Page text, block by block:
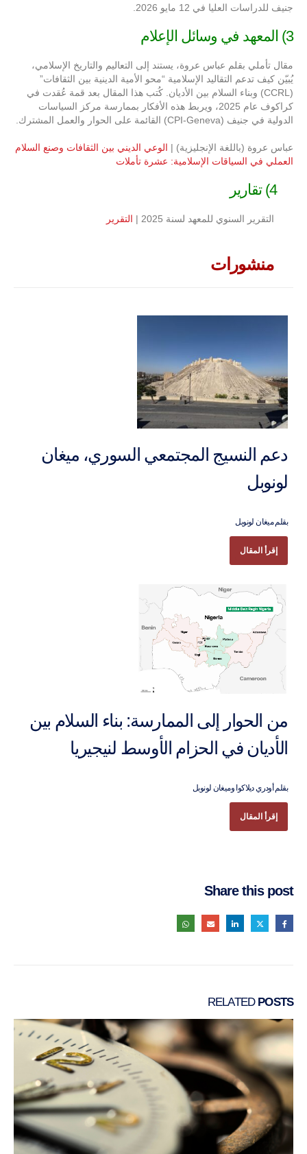
جنيف للدراسات العليا في 12 مايو 2026.
3) المعهد في وسائل الإعلام
مقال تأملي بقلم عباس عروة، يستند إلى التعاليم والتاريخ الإسلامي،
يُبيّن كيف تدعم التقاليد الإسلامية “محو الأمية الدينية بين الثقافات”
(CCRL) وبناء السلام بين الأديان. كُتب هذا المقال بعد قمة عُقدت في
كراكوف عام 2025، ويربط هذه الأفكار بممارسة مركز السياسات
الدولية في جنيف (CPI-Geneva) القائمة على الحوار والعمل المشترك.
عباس عروة (باللغة الإنجليزية) | الوعي الديني بين الثقافات وصنع السلام
العملي في السياقات الإسلامية: عشرة تأملات
4) تقارير
التقرير السنوي للمعهد لسنة 2025 | التقرير
منشورات
دعم النسيج المجتمعي السوري، ميغان
لونوبل
بقلم ميغان لونوبل
إقرأ المقال
من الحوار إلى الممارسة: بناء السلام بين
الأديان في الحزام الأوسط لنيجيريا
بقلم أودري ديلاكوا وميغان لونوبل
إقرأ المقال
Share this post
RELATED POSTS